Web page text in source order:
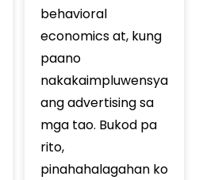
behavioral
economics at, kung
paano
nakakaimpluwensya
ang advertising sa
mga tao. Bukod pa
rito,
pinahahalagahan ko